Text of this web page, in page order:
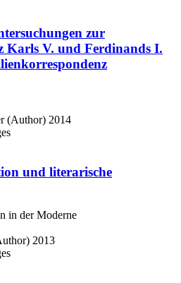
zur
Karls V. und Ferdinands I.
(Author) 2014
und literarische
in der Moderne
2013